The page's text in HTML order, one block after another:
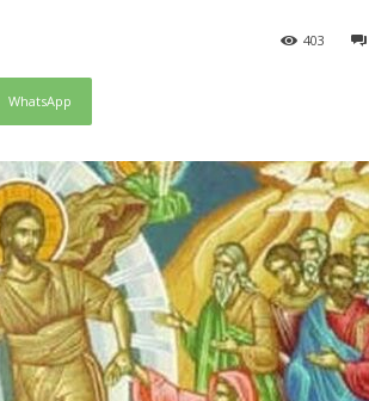
403
WhatsApp